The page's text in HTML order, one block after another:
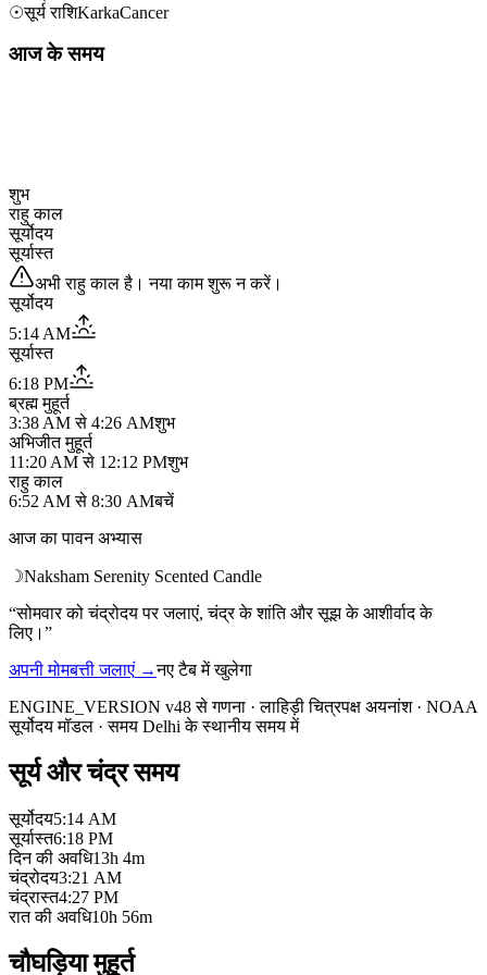
☉सूर्य राशिKarkaCancer
आज के समय
शुभ
राहु काल
सूर्योदय
सूर्यास्त
अभी राहु काल है। नया काम शुरू न करें।
सूर्योदय
5:14 AM
सूर्यास्त
6:18 PM
ब्रह्म मुहूर्त
3:38 AM से 4:26 AMशुभ
अभिजीत मुहूर्त
11:20 AM से 12:12 PMशुभ
राहु काल
6:52 AM से 8:30 AMबचें
आज का पावन अभ्यास
☽Naksham Serenity Scented Candle
“सोमवार को चंद्रोदय पर जलाएं, चंद्र के शांति और सूझ के आशीर्वाद के
लिए। ”
अपनी मोमबत्ती जलाएं →नए टैब में खुलेगा
ENGINE_VERSION v48 से गणना ·लाहिड़ी चित्रपक्ष अयनांश· NOAA
सूर्योदय मॉडल ·समय Delhi के स्थानीय समय में
सूर्य और चंद्र समय
सूर्योदय5:14 AM
सूर्यास्त6:18 PM
दिन की अवधि13h 4m
चंद्रोदय3:21 AM
चंद्रास्त4:27 PM
रात की अवधि10h 56m
चौघड़िया मुहूर्त